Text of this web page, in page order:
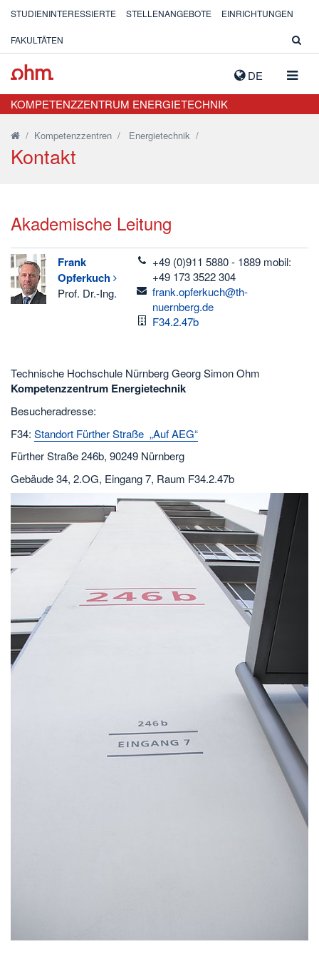
DE
STUDIENINTERESSIERTE STELLENANGEBOTE EINRICHTUNGEN
FAKULTÄTEN
KOMPETENZZENTRUM ENERGIETECHNIK
/ Kompetenzzentren / Energietechnik /
Kontakt
Akademische Leitung
Frank
Opferkuch
Prof. Dr.-Ing.
telefon
+49 (0)911 5880 - 1889 mobil:
+49 173 3522 304
email
frank.opferkuch@th-
nuernberg.de
Raum
F34.2.47b
Technische Hochschule Nürnberg Georg Simon Ohm
Kompetenzzentrum Energietechnik
Besucheradresse:
F34: Standort Fürther Straße „Auf AEG“
Fürther Straße 246b, 90249 Nürnberg
Gebäude 34, 2.OG, Eingang 7, Raum F34.2.47b